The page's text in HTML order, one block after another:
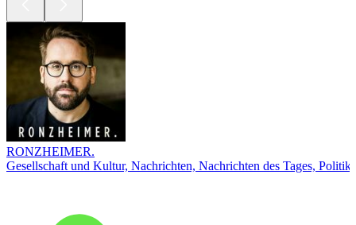
RONZHEIMER.
Gesellschaft und Kultur, Nachrichten, Nachrichten des Tages, Politik